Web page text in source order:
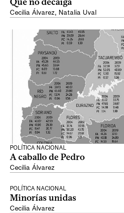
Cecilia Álvarez, Natalia Uval
POLÍTICA NACIONAL
A caballo de Pedro
Cecilia Álvarez
POLÍTICA NACIONAL
Minorías unidas
Cecilia Álvarez